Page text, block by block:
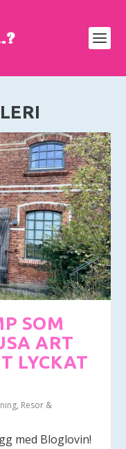
SOM
ART
LYCKAT
, Resor &
med Bloglovin!